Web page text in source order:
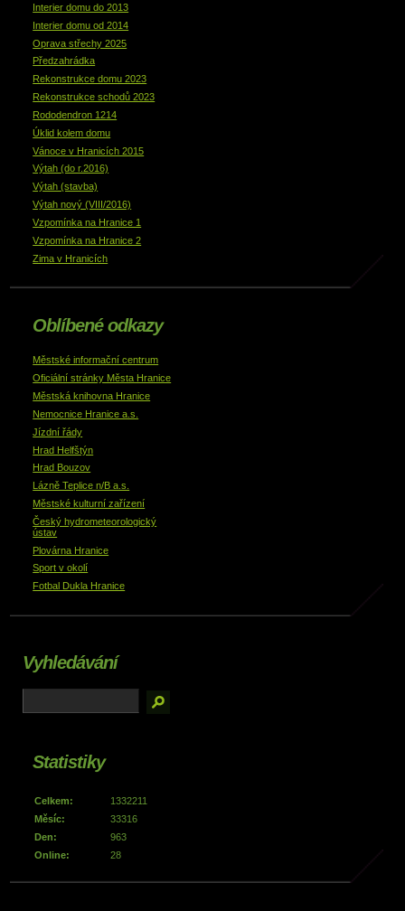
Interier domu do 2013
Interier domu od 2014
Oprava střechy 2025
Předzahrádka
Rekonstrukce domu 2023
Rekonstrukce schodů 2023
Rododendron 1214
Úklid kolem domu
Vánoce v Hranicích 2015
Výtah (do r.2016)
Výtah (stavba)
Výtah nový (VIII/2016)
Vzpomínka na Hranice 1
Vzpomínka na Hranice 2
Zima v Hranicích
Oblíbené odkazy
Městské informační centrum
Oficiální stránky Města Hranice
Městská knihovna Hranice
Nemocnice Hranice a.s.
Jízdní řády
Hrad Helfštýn
Hrad Bouzov
Lázně Teplice n/B a.s.
Městské kulturní zařízení
Český hydrometeorologický
ústav
Plovárna Hranice
Sport v okolí
Fotbal Dukla Hranice
Vyhledávání
Statistiky
Online: 28
Celkem:
1332211
Měsíc:
33316
Den:
963